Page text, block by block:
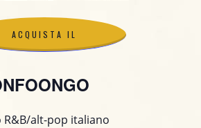
ACQUISTA IL
R&B/alt-pop italiano